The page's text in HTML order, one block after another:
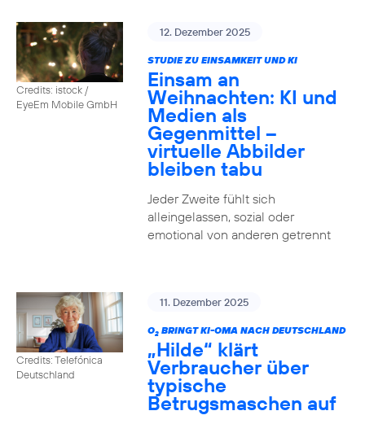
Credits: istock /
EyeEm Mobile GmbH
12. Dezember 2025
STUDIE ZU EINSAMKEIT UND KI
Einsam an
Weihnachten: KI und
Medien als
Gegenmittel –
virtuelle Abbilder
bleiben tabu
Jeder Zweite fühlt sich
alleingelassen, sozial oder
emotional von anderen getrennt
Credits: Telefónica
Deutschland
11. Dezember 2025
O2BRINGT KI-OMA NACH DEUTSCHLAND
„Hilde“ klärt
Verbraucher über
typische
Betrugsmaschen auf